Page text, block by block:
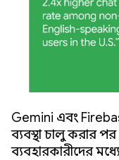
Gemini এবং
ব্যবস্থা চালু করার
ব্যবহারকারীদের